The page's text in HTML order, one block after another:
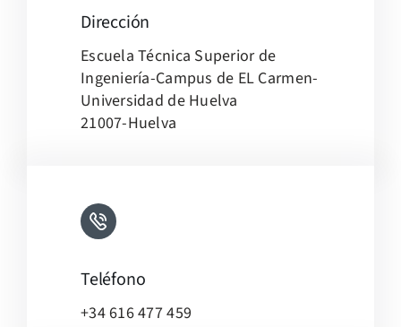
OpenStreetMap, under ODbL.
Dirección
Escuela Técnica Superior de
Ingeniería-Campus de EL Carmen-
Universidad de Huelva
21007-Huelva
Teléfono
+34 616 477 459